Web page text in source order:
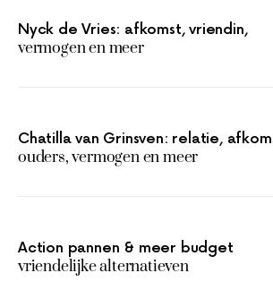
Nyck de Vries: afkomst, vriendin,
vermogen en meer
Chatilla van Grinsven: relatie,
ouders, vermogen en meer
Action pannen & meer budget
vriendelijke alternatieven